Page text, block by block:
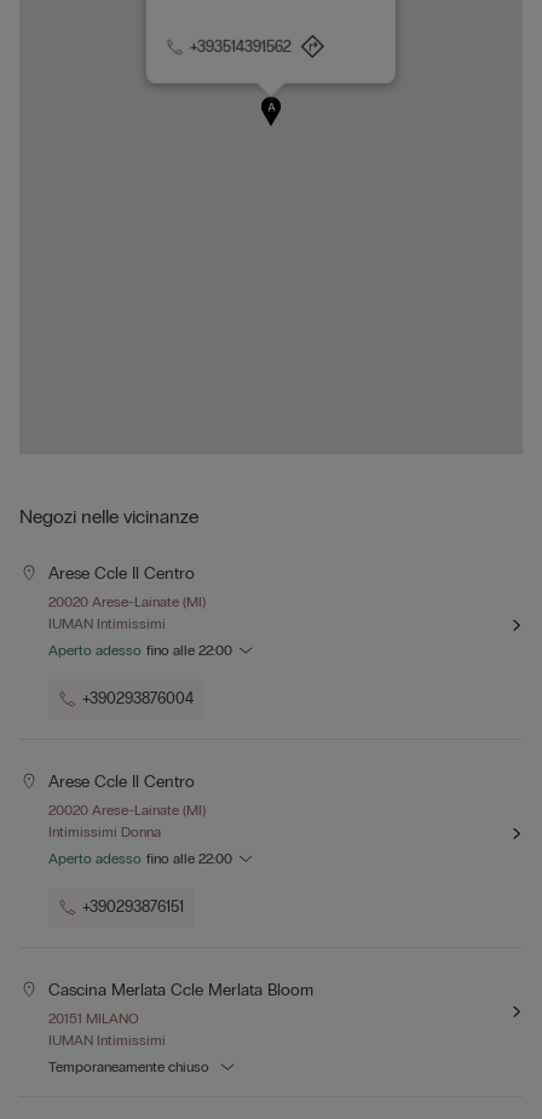
A
+393514391562
Negozi nelle vicinanze
Arese Ccle Il Centro
20020 Arese-Lainate (MI)
IUMAN Intimissimi
Aperto adesso fino alle 22:00
+390293876004
Arese Ccle Il Centro
20020 Arese-Lainate (MI)
Intimissimi Donna
Aperto adesso fino alle 22:00
+390293876151
Cascina Merlata Ccle Merlata Bloom
20151 MILANO
IUMAN Intimissimi
Temporaneamente chiuso